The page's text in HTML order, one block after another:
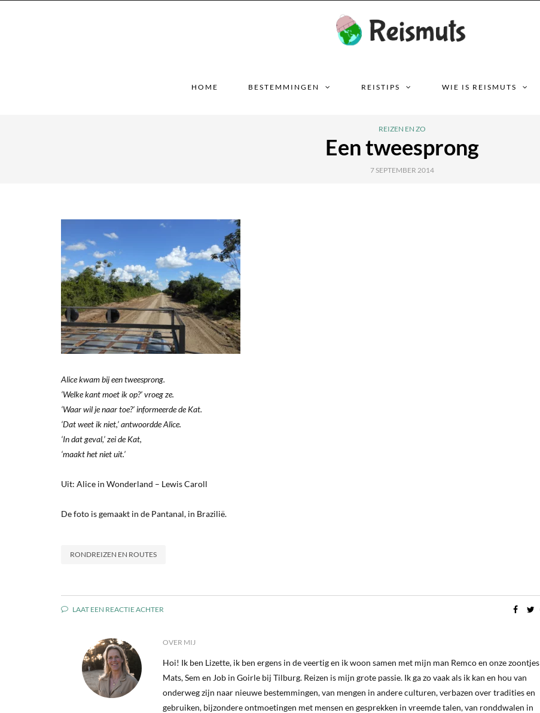
HOME BESTEMMINGEN REISTIPS WIE IS REISMUTS
REIZEN EN ZO
Een tweesprong
7 SEPTEMBER 2014
Alice kwam bij een tweesprong.
‘Welke kant moet ik op?’ vroeg ze.
‘Waar wil je naar toe?’ informeerde de Kat.
‘Dat weet ik niet,’ antwoordde Alice.
‘In dat geval,’ zei de Kat,
‘maakt het niet uit.’
Uit: Alice in Wonderland – Lewis Caroll
De foto is gemaakt in de Pantanal, in Brazilië.
RONDREIZEN EN ROUTES
LAAT EEN REACTIE ACHTER
OVER MIJ
Hoi! Ik ben Lizette, ik ben ergens in de veertig en ik woon samen met mijn man Remco en onze zoontjes
Mats, Sem en Job in Goirle bij Tilburg. Reizen is mijn grote passie. Ik ga zo vaak als ik kan en hou van
onderweg zijn naar nieuwe bestemmingen, van mengen in andere culturen, verbazen over tradities en
gebruiken, bijzondere ontmoetingen met mensen en gesprekken in vreemde talen, van ronddwalen in